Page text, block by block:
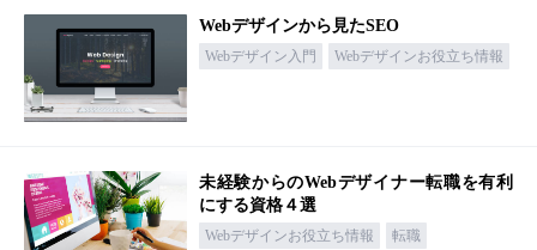
Webデザインから見たSEO
Webデザイン入門 Webデザインお役立ち情報
未経験からのWebデザイナー転職を有利
にする資格４選
Webデザインお役立ち情報 転職